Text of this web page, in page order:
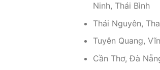
Ninh, Thái Bình
Thái Nguyên,
Tuyên Quang,
Cần Thơ, Đà